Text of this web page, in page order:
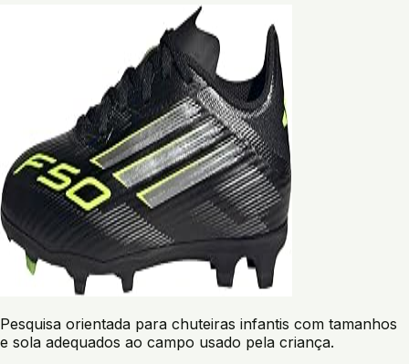
Pesquisa orientada para chuteiras infantis com tamanhos
e sola adequados ao campo usado pela criança.